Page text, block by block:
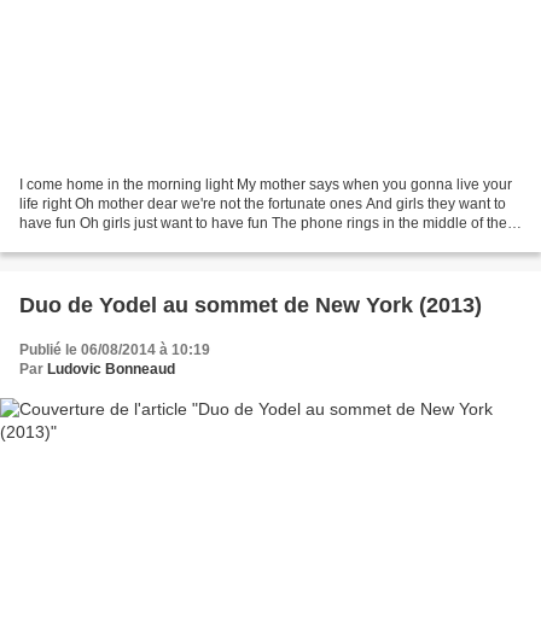
I come home in the morning light My mother says when you gonna live your
life right Oh mother dear we're not the fortunate ones And girls they want to
have fun Oh girls just want to have fun The phone rings in the middle of the
Duo de Yodel au sommet de New York (2013)
Publié le 06/08/2014 à 10:19
Par Ludovic Bonneaud